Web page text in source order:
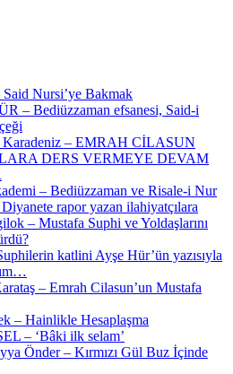
Nursi’ye Bakmak
– Bediüzzaman efsanesi, Said-i
Karadeniz – EMRAH CİLASUN
DERS VERMEYE DEVAM
– Bediüzzaman ve Risale-i Nur
rapor yazan ilahiyatçılara
– Mustafa Suphi ve Yoldaşlarını
katlini Ayşe Hür’ün yazısıyla
– Emrah Cilasun’un Mustafa
– Hainlikle Hesaplaşma
– ‘Bâki ilk selam’
Önder – Kırmızı Gül Buz İçinde